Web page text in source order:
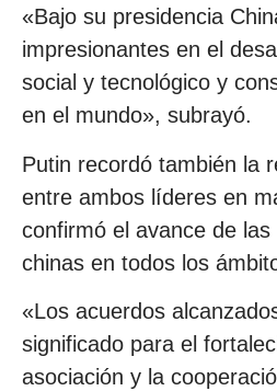
«Bajo su presidencia
impresionantes en el
social y tecnológico y
en el mundo», subrayó.
Putin recordó también la
entre ambos líderes en
confirmó el avance de
chinas en todos los
«Los acuerdos
significado para el
asociación y la